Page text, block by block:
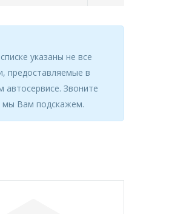
указаны не все
предоставляемые в
автосервисе. Звоните
мы Вам подскажем.